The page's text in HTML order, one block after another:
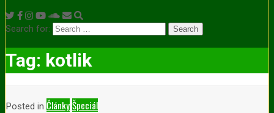
Search for:
Tag: kotlik
Posted in ČlánkyŠpeciál